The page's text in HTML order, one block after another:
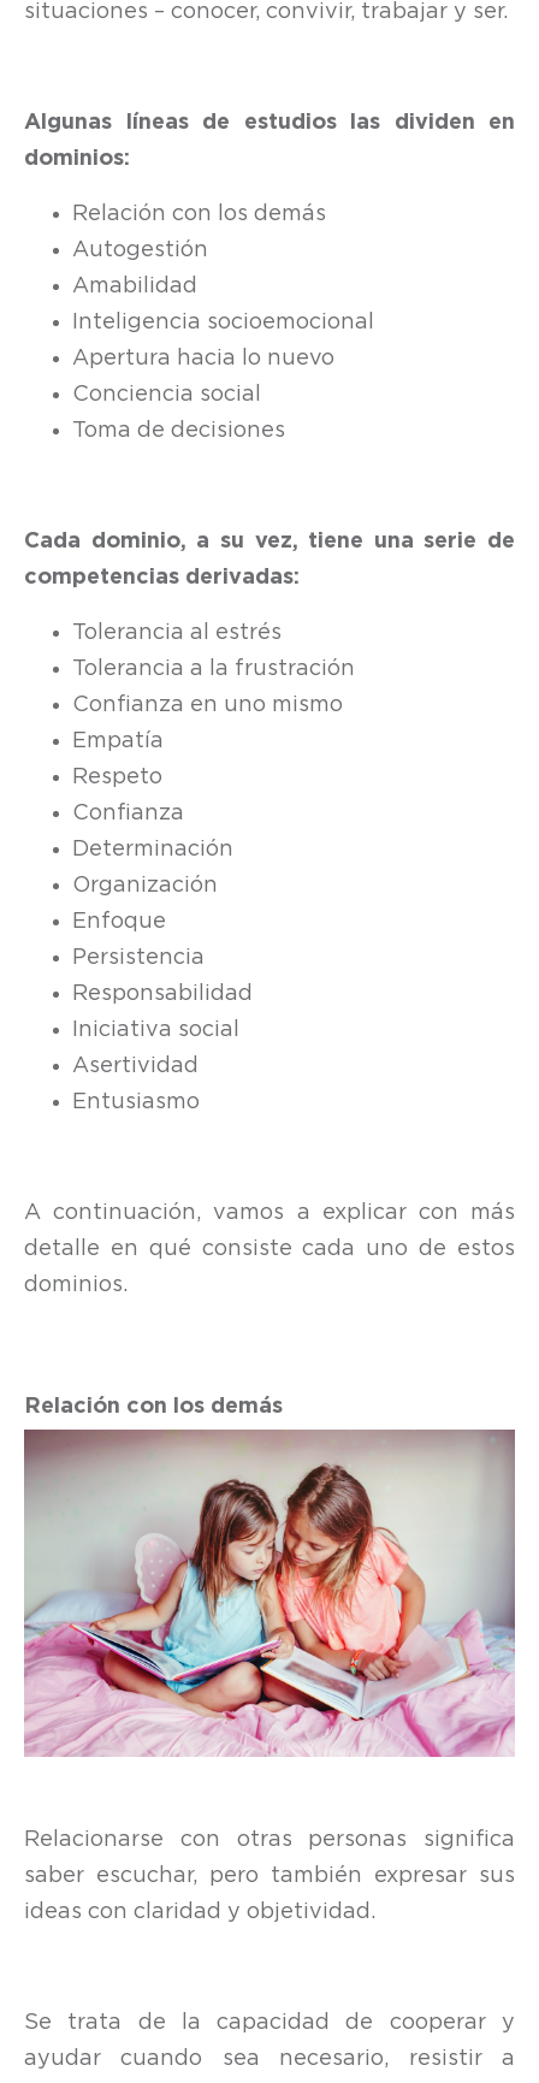
situaciones – conocer, convivir, trabajar y ser.
Algunas líneas de estudios las dividen en
dominios:
Relación con los demás
Autogestión
Amabilidad
Inteligencia socioemocional
Apertura hacia lo nuevo
Conciencia social
Toma de decisiones
Cada dominio, a su vez, tiene una serie de
competencias derivadas:
Tolerancia al estrés
Tolerancia a la frustración
Confianza en uno mismo
Empatía
Respeto
Confianza
Determinación
Organización
Enfoque
Persistencia
Responsabilidad
Iniciativa social
Asertividad
Entusiasmo
A continuación, vamos a explicar con más
detalle en qué consiste cada uno de estos
dominios.
Relación con los demás
Relacionarse con otras personas significa
saber escuchar, pero también expresar sus
ideas con claridad y objetividad.
Se trata de la capacidad de cooperar y
ayudar cuando sea necesario, resistir a